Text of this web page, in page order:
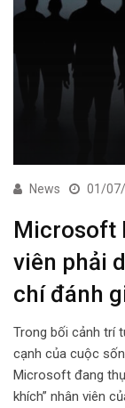
News 01/
Microsoft
viên phải
chí đánh
Trong bối cảnh trí
cạnh của cuộc
Microsoft đang
khích” nhân viên